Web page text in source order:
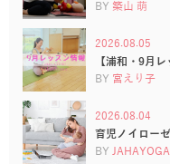
BY 築山 萌
2026.08.05
【浦和・9月
BY 宮えり子
2026.08.04
育児ノイロー
BY JAHAYOGA